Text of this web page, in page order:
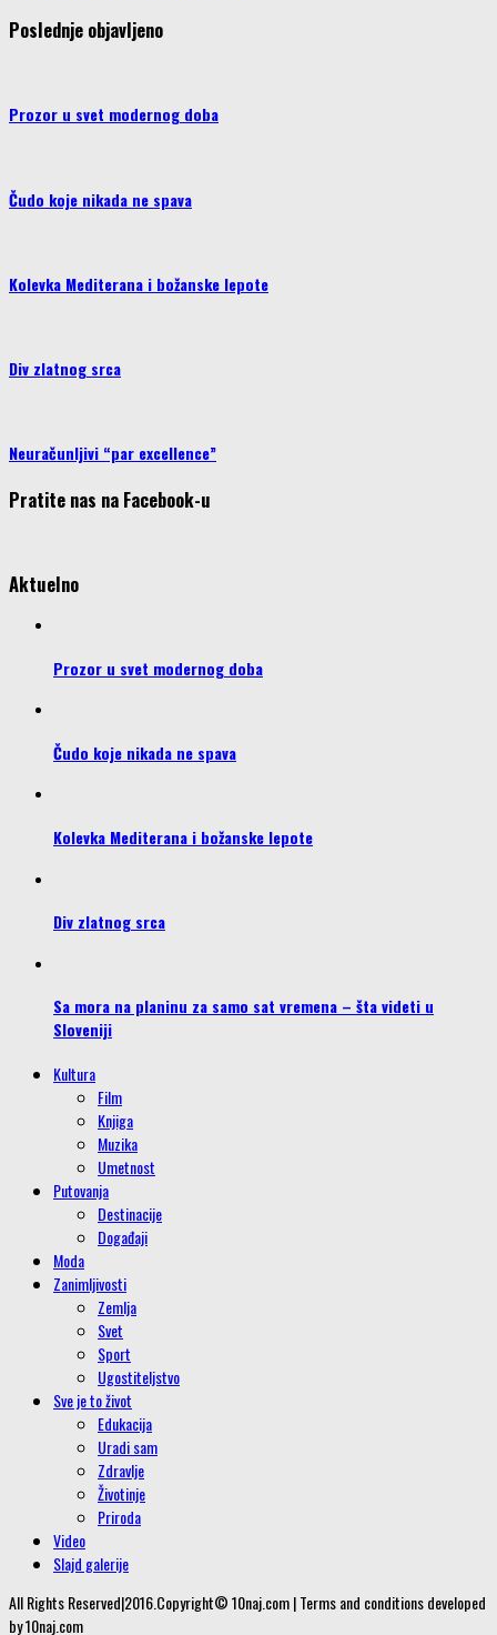
Poslednje objavljeno
Prozor u svet modernog doba
Čudo koje nikada ne spava
Kolevka Mediterana i božanske lepote
Div zlatnog srca
Neuračunljivi “par excellence”
Pratite nas na Facebook-u
Aktuelno
Prozor u svet modernog doba
Čudo koje nikada ne spava
Kolevka Mediterana i božanske lepote
Div zlatnog srca
Sa mora na planinu za samo sat vremena – šta videti u
Sloveniji
Kultura
Film
Knjiga
Muzika
Umetnost
Putovanja
Destinacije
Događaji
Moda
Zanimljivosti
Zemlja
Svet
Sport
Ugostiteljstvo
Sve je to život
Edukacija
Uradi sam
Zdravlje
Životinje
Priroda
Video
Slajd galerije
All Rights Reserved|2016.Copyright© 10naj.com | Terms and conditions developed
by 10naj.com